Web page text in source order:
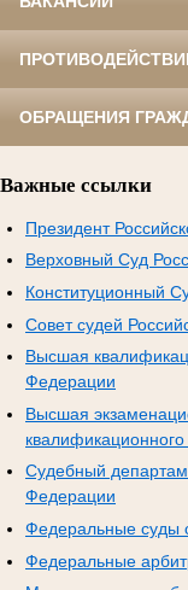
ОБРАЩЕНИЯ
Важные ссылки
Президент
Верховный Суд
Конституционный
Совет судей
Высшая
Федерации
Высшая
Судебный
Федерации
Федеральные суды
Федеральные